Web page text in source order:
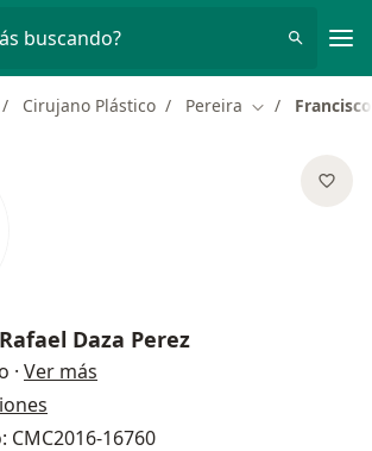
buscando?
Cirujano Plástico Pereira Cambiar de
Daza Perez
· Ver más
CMC2016-16760